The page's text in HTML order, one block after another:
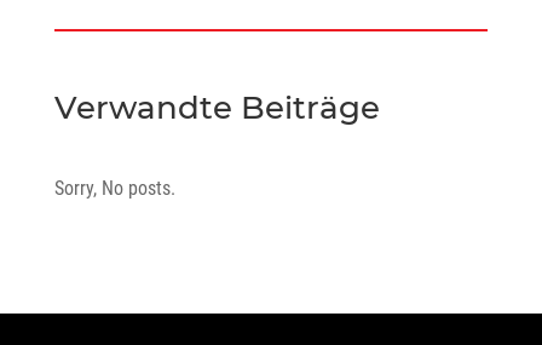
Verwandte Beiträge
Sorry, No posts.